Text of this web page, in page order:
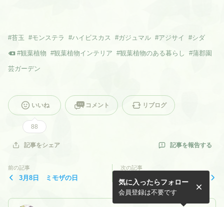
#苔玉 #モンステラ #ハイビスカス #ガジュマル #アジサイ #シダ
#観葉植物 #観葉植物インテリア #観葉植物のある暮らし #蒲郡園
芸ガーデン
いいね
88
コメント リブログ
記事をシェア 記事を報告する
前の記事
3月8日 ミモザの日
次の記事
気に入ったらフォロー
会員登録は不要です